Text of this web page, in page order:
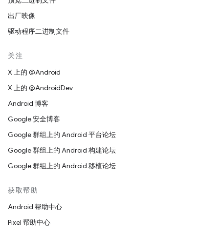
出厂映像
驱动程序二进制文件
关注
X 上的 @Android
X 上的 @AndroidDev
Android 博客
Google 安全博客
Google 群组上的 Android 平台论坛
Google 群组上的 Android 构建论坛
Google 群组上的 Android 移植论坛
获取帮助
Android 帮助中心
Pixel 帮助中心